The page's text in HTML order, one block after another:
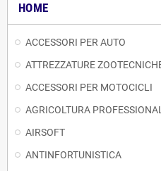
HOME
ACCESSORI PER AUTO
ATTREZZATURE
ACCESSORI PER MOTOCICLI
AGRICOLTURA
AIRSOFT
ANTINFORTUNISTICA